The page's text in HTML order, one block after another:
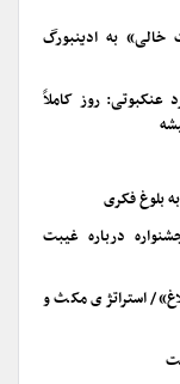
خالی» به ادینبورگ
عنکبوتی: روز کاملاً
بلوغ فکری
مدیر جشنواره درباره غیبت
استراتژی مکث و